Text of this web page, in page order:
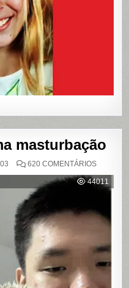
masturbação
620 COMENTÁRIOSEM
WEB:
ÚLTIMA
44011